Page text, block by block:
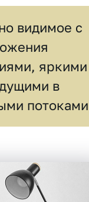
видимое c
яркими
в